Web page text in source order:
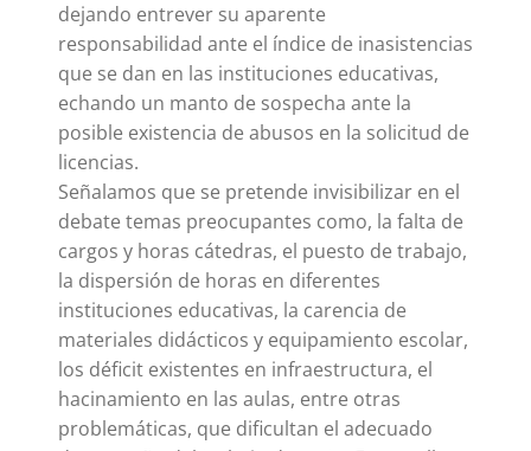
dejando entrever su aparente
responsabilidad ante el índice de inasistencias
que se dan en las instituciones educativas,
echando un manto de sospecha ante la
posible existencia de abusos en la solicitud de
licencias.
Señalamos que se pretende invisibilizar en el
debate temas preocupantes como, la falta de
cargos y horas cátedras, el puesto de trabajo,
la dispersión de horas en diferentes
instituciones educativas, la carencia de
materiales didácticos y equipamiento escolar,
los déficit existentes en infraestructura, el
hacinamiento en las aulas, entre otras
problemáticas, que dificultan el adecuado